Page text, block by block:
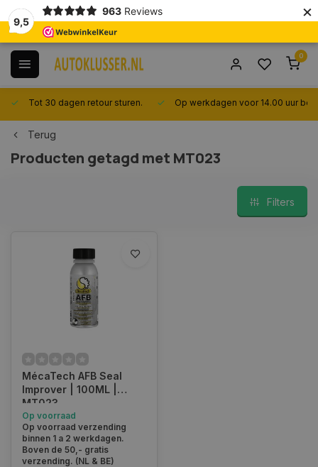
9,5
963 Reviews ×
0
Tot 30 dagen retour sturen. Op werkdagen voor 14.00 uur
Terug
Producten getagd met MT023
Filters
MécaTech AFB Seal
Improver | 100ML |
MT023
Op voorraad
Op voorraad verzending
binnen 1 a 2 werkdagen.
Boven de 50,- gratis
verzending. (NL & BE)